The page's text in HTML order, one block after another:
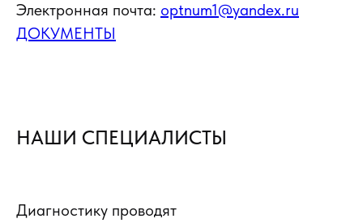
Электронная почта: optnum1@yandex.ru
ДОКУМЕНТЫ
НАШИ СПЕЦИАЛИСТЫ
Диагностику проводят